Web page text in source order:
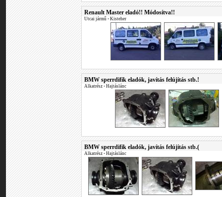
Renault Master eladó!! Módosítva!!
Utcai jármű • Kisteher
BMW sperrdifik eladók, javítás felújítás stb.!
Alkatrész • Hajtáslánc
BMW sperrdifik eladók, javítás felújítás stb.(
Alkatrész • Hajtáslánc